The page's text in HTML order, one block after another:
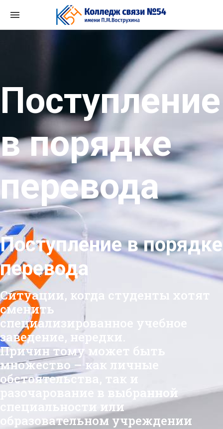
Поступление
в порядке
перевода
Поступление в порядке
перевода
Ситуации, когда студенты хотят
сменить
специализированное учебное
заведение, нередки.
Причин тому может быть
множество – как личные
обстоятельства, так и
разочарование в выбранной
специальности или
образовательном учреждении